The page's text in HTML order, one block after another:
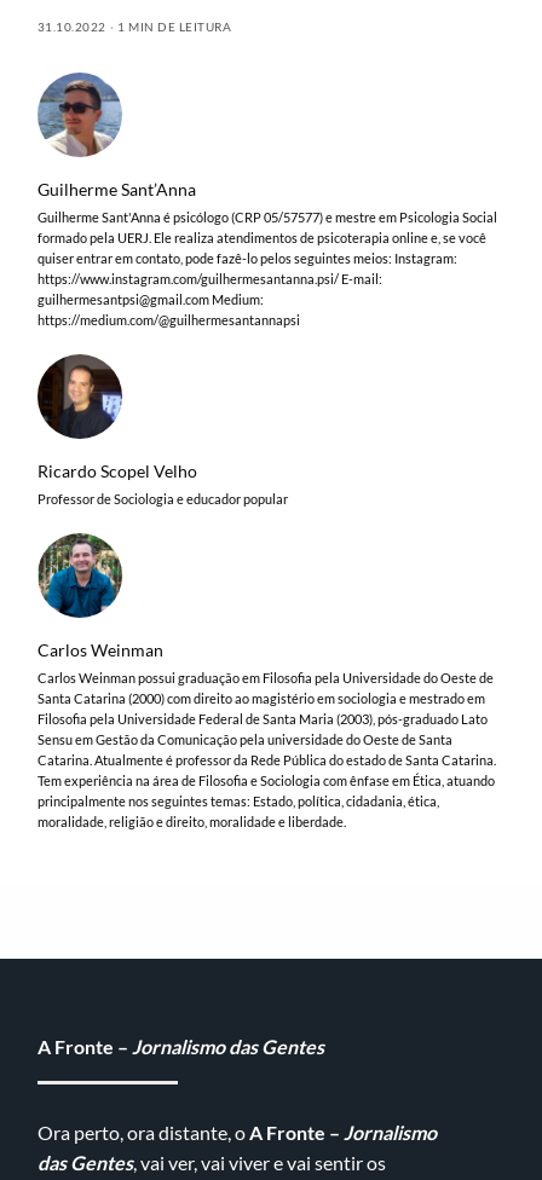
31.10.2022 1 MIN DE LEITURA
Guilherme Sant’Anna
Guilherme Sant'Anna é psicólogo (CRP 05/57577) e mestre em Psicologia Social
formado pela UERJ. Ele realiza atendimentos de psicoterapia online e, se você
quiser entrar em contato, pode fazê-lo pelos seguintes meios: Instagram:
https://www.instagram.com/guilhermesantanna.psi/ E-mail:
guilhermesantpsi@gmail.comMedium:
https://medium.com/@guilhermesantannapsi
Ricardo Scopel Velho
Professor de Sociologia e educador popular
Carlos Weinman
Carlos Weinman possui graduação em Filosofia pela Universidade do Oeste de
Santa Catarina (2000) com direito ao magistério em sociologia e mestrado em
Filosofia pela Universidade Federal de Santa Maria (2003), pós-graduado Lato
Sensu em Gestão da Comunicação pela universidade do Oeste de Santa
Catarina. Atualmente é professor da Rede Pública do estado de Santa Catarina.
Tem experiência na área de Filosofia e Sociologia com ênfase em Ética, atuando
principalmente nos seguintes temas: Estado, política, cidadania, ética,
moralidade, religião e direito, moralidade e liberdade.
A Fronte – Jornalismo das Gentes
Ora perto, ora distante, oA Fronte – Jornalismo
das Gentes, vai ver, vai viver e vai sentir os